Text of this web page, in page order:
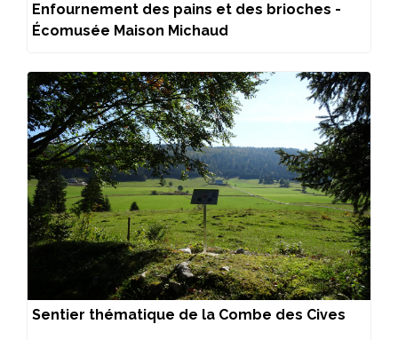
Enfournement des pains et des brioches -
Écomusée Maison Michaud
Sentier thématique de la Combe des Cives